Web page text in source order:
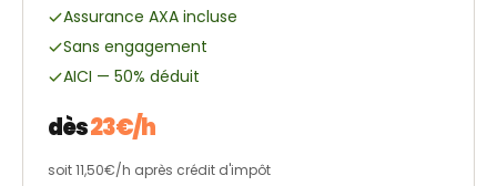
Assurance AXA incluse
Sans engagement
AICI — 50% déduit
dès23€/h
soit 11,50€/h après crédit d'impôt